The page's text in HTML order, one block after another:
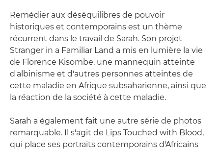
Remédier aux déséquilibres de pouvoir
historiques et contemporains est un thème
récurrent dans le travail de Sarah. Son projet
Stranger in a Familiar Land a mis en lumière la vie
de Florence Kisombe, une mannequin atteinte
d'albinisme et d'autres personnes atteintes de
cette maladie en Afrique subsaharienne, ainsi que
la réaction de la société à cette maladie.
Sarah a également fait une autre série de photos
remarquable. Il s'agit de Lips Touched with Blood,
qui place ses portraits contemporains d'Africains